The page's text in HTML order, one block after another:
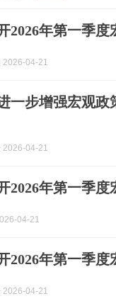
2026年第一季
2026-04-21
一步增强宏观
2026-04-21
2026年第一季
04-21
2026年第一季
2026-04-21